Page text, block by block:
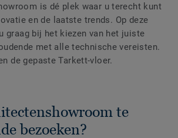
is dé plek waar u terecht kunt
en de laatste trends. Op deze
graag bij het kiezen van het juiste
met alle technische vereisten.
de gepaste Tarkett-vloer.
te
bezoeken?